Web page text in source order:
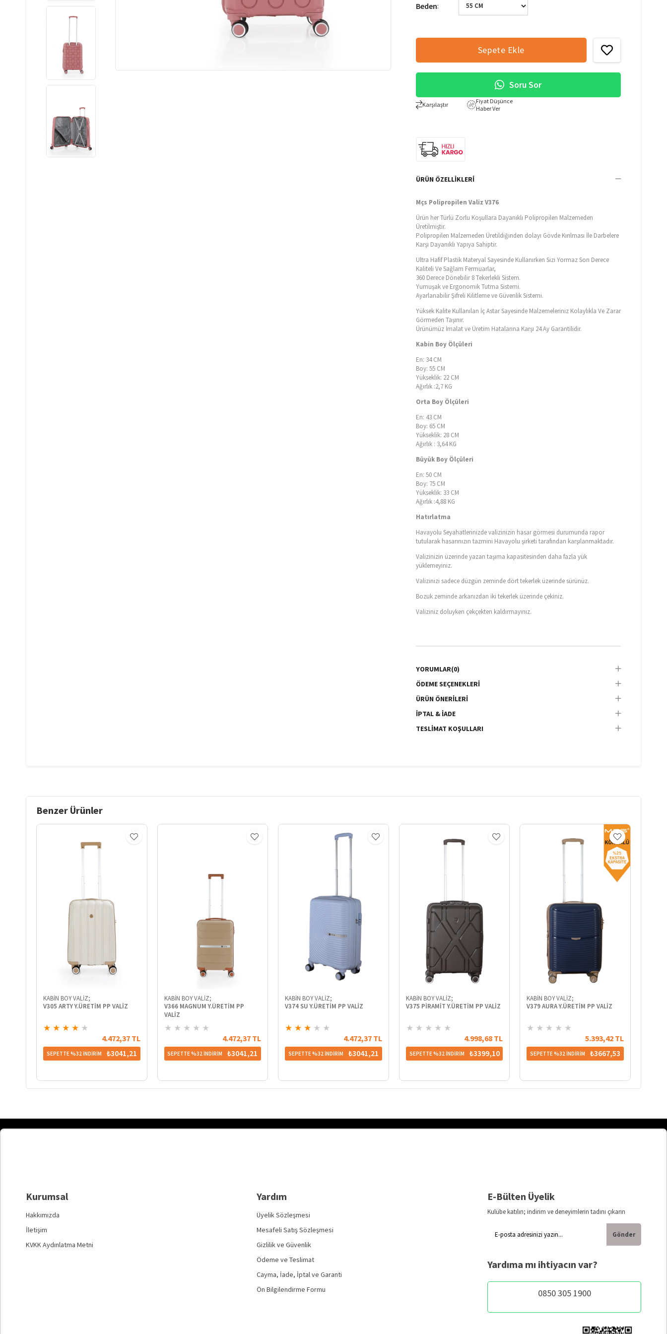
Beden:
Soru Sor
Karşılaştır
Fiyat Düşünce
Haber Ver
ÜRÜN ÖZELLIKLERI
Mçs Polipropilen Valiz V376
Ürün her Türlü Zorlu Koşullara Dayanıklı Polipropilen Malzemeden
Üretilmiştir.
Polipropilen Malzemeden Üretildiğinden dolayı Gövde Kırılması İle Darbelere
Karşı Dayanıklı Yapıya Sahiptir.
Ultra Hafif Plastik Materyal Sayesinde Kullanırken Sizi Yormaz Son Derece
Kaliteli Ve Sağlam Fermuarlar,
360 Derece Dönebilir 8 Tekerlekli Sistem.
Yumuşak ve Ergonomik Tutma Sistemi.
Ayarlanabilir Şifreli Kilitleme ve Güvenlik Sistemi.
Yüksek Kalite Kullanılan İç Astar Sayesinde Malzemeleriniz Kolaylıkla Ve Zarar
Görmeden Taşınır.
Ürünümüz İmalat ve Üretim Hatalarına Karşı 24 Ay Garantilidir.
Kabin Boy Ölçüleri
En: 34 CM
Boy: 55 CM
Yükseklik: 22 CM
Ağırlık :2,7 KG
Orta Boy Ölçüleri
En: 43 CM
Boy: 65 CM
Yükseklik: 28 CM
Ağırlık : 3,64 KG
Büyük Boy Ölçüleri
En: 50 CM
Boy: 75 CM
Yükseklik: 33 CM
Ağırlık :4,88 KG
Hatırlatma
Havayolu Seyahatlerinizde valizinizin hasar görmesi durumunda rapor
tutularak hasarınızın tazmini Havayolu şirketi tarafından karşılanmaktadır.
Valizinizin üzerinde yazan taşıma kapasitesinden daha fazla yük
yüklemeyiniz.
Valizinizi sadece düzgün zeminde dört tekerlek üzerinde sürünüz.
Bozuk zeminde arkanızdan iki tekerlek üzerinde çekiniz.
Valiziniz doluyken çekçekten kaldırmayınız.
YORUMLAR(0)
ÖDEME SEÇENEKLERI
ÜRÜN ÖNERILERI
İPTAL & İADE
TESLIMAT KOŞULLARI
Benzer Ürünler
KABİN BOY VALİZ;
V305 ARTY Y.ÜRETİM PP VALİZ
★ ★ ★ ★ ★
4.472,37 TL
SEPETTE %32 İNDİRİM ₺3041,21
KABİN BOY VALİZ;
V366 MAGNUM Y.ÜRETİM PP
VALİZ
★ ★ ★ ★ ★
4.472,37 TL
SEPETTE %32 İNDİRİM ₺3041,21
KABİN BOY VALİZ;
V374 SU Y.ÜRETİM PP VALİZ
★ ★ ★ ★ ★
4.472,37 TL
SEPETTE %32 İNDİRİM ₺3041,21
KABİN BOY VALİZ;
V375 PİRAMİT Y.ÜRETİM PP VALİZ
★ ★ ★ ★ ★
4.998,68 TL
SEPETTE %32 İNDİRİM ₺3399,10
KABİN BOY VALİZ;
V379 AURA Y.ÜRETİM PP VALİZ
★ ★ ★ ★ ★
5.393,42 TL
SEPETTE %32 İNDİRİM ₺3667,53
Kurumsal
Hakkımızda
İletişim
KVKK Aydınlatma Metni
Yardım
Üyelik Sözleşmesi
Mesafeli Satış Sözleşmesi
Gizlilik ve Güvenlik
Ödeme ve Teslimat
Cayma, İade, İptal ve Garanti
Ön Bilgilendirme Formu
E-Bülten Üyelik
Kulübe katılın; indirim ve deneyimlerin tadını çıkarın
Gönder
Yardıma mı ihtiyacın var?
0850 305 1900